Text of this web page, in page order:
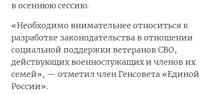
в осеннюю сессию.
«Необходимо внимательнее относиться к
разработке законодательства в отношении
социальной поддержки ветеранов СВО,
действующих военнослужащих и членов их
семей», — отметил член Генсовета «Единой
России».